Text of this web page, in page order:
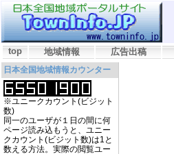
top 地域情報 広告出稿
日本全国地域情報カウンター
※ユニークカウント(ビジット
数)
同一のユーザが１日の間に何
ページ読み込もうと、ユニー
クカウント(ビジット数)は1と
数える方法。実際の閲覧ユー